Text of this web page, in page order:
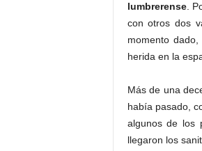
lumbrerense.
con otros dos
momento
herida en la
Más de una
había pasado,
algunos de los
llegaron los